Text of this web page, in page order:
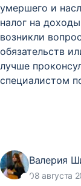
умершего и
налог на
возникли
обязательств
лучше
специалистом
Валерия
08 августа